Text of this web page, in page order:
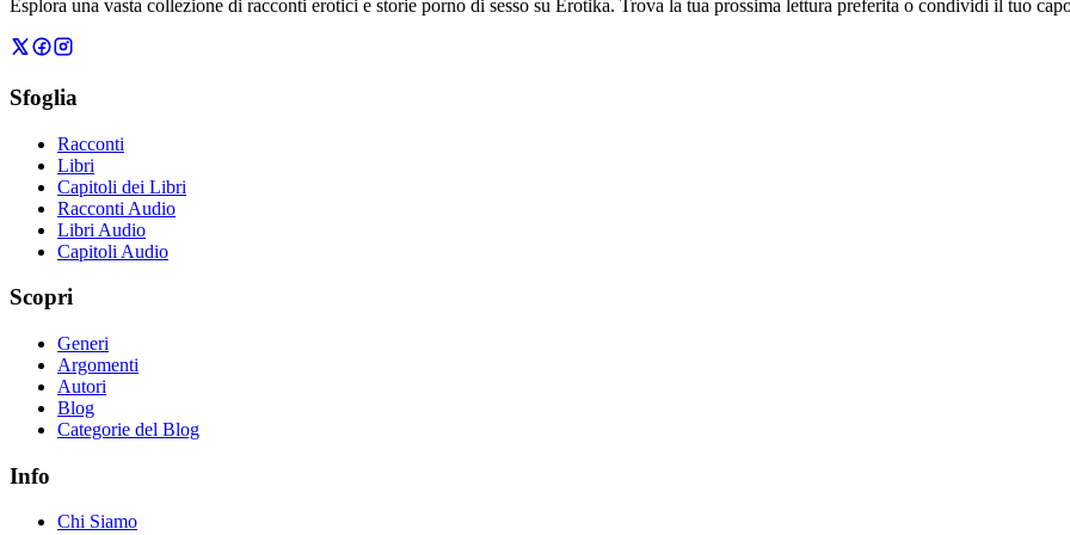
Esplora una vasta collezione di racconti erotici e storie porno di sesso su Erotika. Trova la tua prossima lettura preferita o condividi il tuo
Sfoglia
Racconti
Libri
Capitoli dei Libri
Racconti Audio
Libri Audio
Capitoli Audio
Scopri
Generi
Argomenti
Autori
Blog
Categorie del Blog
Info
Chi Siamo